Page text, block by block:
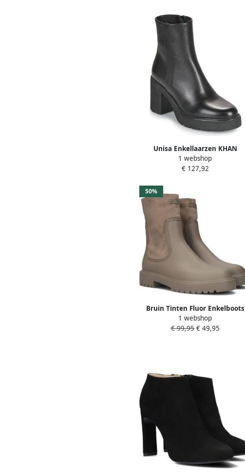
Unisa Enkellaarzen KHAN
1 webshop
€ 127,92
50%
Bruin Tinten Fluor Enkelboots
Enkellaarsjes Dames Taupe
1 webshop
€ 99,95€ 49,95